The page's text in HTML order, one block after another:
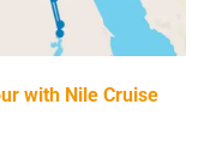
with Nile Cruise